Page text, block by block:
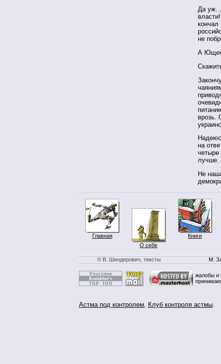
Да уж…
не
А
врозь.
на
четыре
лучше.
Не
Главная
О себе
Книги
© В. Шендерович, тексты М.
жалобы и
Астма под контролем, Клуб контроля астмы.